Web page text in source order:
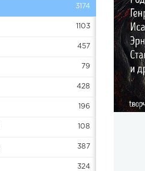
3174
1103
457
79
428
196
108
387
324